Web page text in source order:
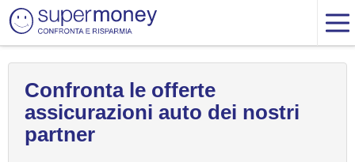
Confronta le offerte
assicurazioni auto dei nostri
partner